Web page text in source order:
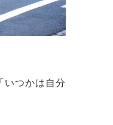
いつかは自分